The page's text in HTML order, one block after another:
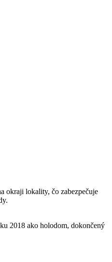
okraji lokality, čo zabezpečuje
2018 ako holodom, dokončený